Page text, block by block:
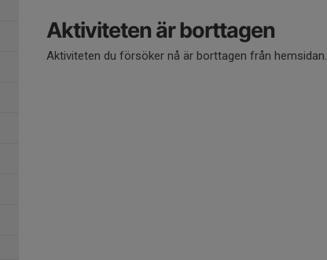
Aktiviteten är borttagen
Aktiviteten du försöker nå är borttagen från hemsidan.